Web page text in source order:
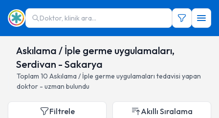
Doktor, klinik ara...
Askılama / İple germe uygulamaları,
Serdivan - Sakarya
Toplam 10 Askılama / İple germe uygulamaları tedavisi yapan
doktor - uzman bulundu
Filtrele Akıllı Sıralama